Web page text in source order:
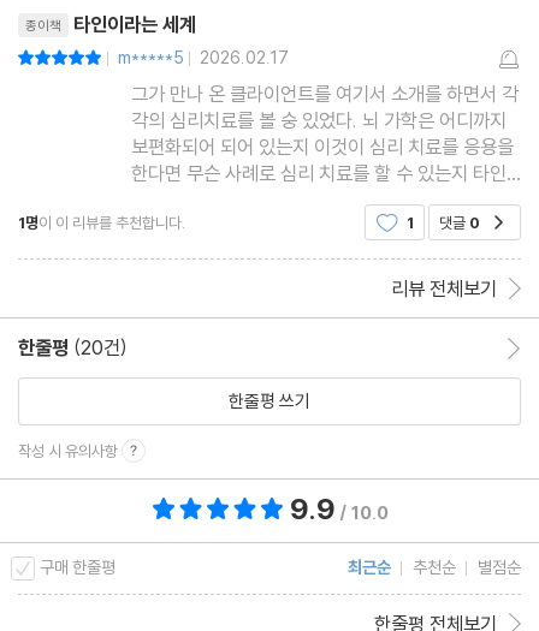
였다. 타인과 원만
종이책 타인이라는 세계
| m*****5 | 2026.02.17
그가 만나 온 클라이언트를 여기서 소개를 하면서 각
각의 심리치료를 볼 숭 있었다. 뇌 가학은 어디까지
보편화되어 되어 있는지 이것이 심리 치료를 응용을
한다면 무슨 사례로 심리 치료를 할 수 있는지 타인
에 대한 공감을 할 수 있는지를 우리는 살아가면서
자주 오류가 날 때 한 번쯤은 읽어 보면 좋은 듯하
1명이 이 리뷰를 추천합니다. 1 댓글 0
리뷰 전체보기
한줄평 (20건)
한줄평 쓰기
작성 시 유의사항
9.9 / 10.0
구매 한줄평 최근순 추천순 별점순
한줄평 전체보기